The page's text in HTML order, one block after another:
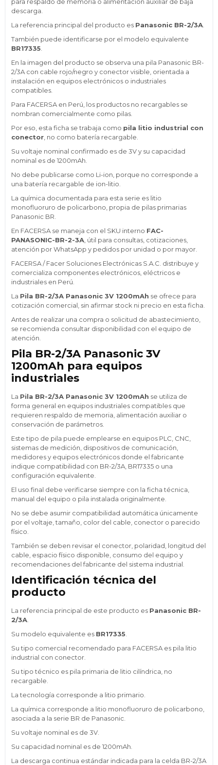
descarga.
La referencia principal del producto es Panasonic BR-2/3A
También puede identificarse por el modelo equivalente
BR17335
En la imagen del producto se observa una pila Panasonic BR-
2/3A con cable rojo/negro y conector visible, orientada a
instalación en equipos electrónicos o industriales
compatibles.
Para FACERSA en Perú, los productos no recargables se
nombran comercialmente como pilas.
Por eso, esta ficha se trabaja como pila litio industrial con
conector , no como batería recargable.
Su voltaje nominal confirmado es de 3V y su capacidad
nominal es de 1200mAh.
No debe publicarse como Li-ion, porque no corresponde a
una batería recargable de ion-litio.
La química documentada para esta serie es litio
monofluoruro de policarbono, propia de pilas primarias
Panasonic BR.
En FACERSA se maneja con el SKU interno FAC-
PANASONIC-BR-2-3A , útil para consultas, cotizaciones,
atención por WhatsApp y pedidos por unidad o por mayor.
FACERSA / Facer Soluciones Electrónicas S.A.C. distribuye y
comercializa componentes electrónicos, eléctricos e
industriales en Perú.
La Pila BR-2/3A Panasonic 3V 1200mAh se ofrece para
cotización comercial, sin afirmar stock ni precio en esta ficha.
Antes de realizar una compra o solicitud de abastecimiento,
se recomienda consultar disponibilidad con el equipo de
atención.
Pila BR-2/3A Panasonic 3V
1200mAh para equipos
industriales
La Pila BR-2/3A Panasonic 3V 1200mAh se utiliza de
forma general en equipos industriales compatibles que
requieren respaldo de memoria, alimentación auxiliar o
conservación de parámetros.
Este tipo de pila puede emplearse en equipos PLC, CNC,
sistemas de medición, dispositivos de comunicación,
medidores y equipos electrónicos donde el fabricante
indique compatibilidad con BR-2/3A, BR17335 o una
configuración equivalente.
El uso final debe verificarse siempre con la ficha técnica,
manual del equipo o pila instalada originalmente.
No se debe asumir compatibilidad automática únicamente
por el voltaje, tamaño, color del cable, conector o parecido
físico.
También se deben revisar el conector, polaridad, longitud del
cable, espacio físico disponible, consumo del equipo y
recomendaciones del fabricante del sistema industrial.
Identificación técnica del
producto
La referencia principal de este producto es Panasonic BR-
2/3A
Su modelo equivalente es BR17335
Su tipo comercial recomendado para FACERSA es pila litio
industrial con conector.
Su tipo técnico es pila primaria de litio cilíndrica, no
recargable.
La tecnología corresponde a litio primario.
La química corresponde a litio monofluoruro de policarbono,
asociada a la serie BR de Panasonic.
Su voltaje nominal es de 3V.
Su capacidad nominal es de 1200mAh.
La descarga continua estándar indicada para la celda BR-2/3A